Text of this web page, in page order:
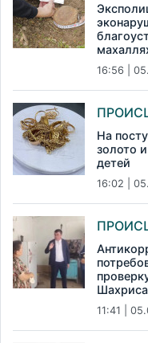
16:56 |
На
золото
детей
16:02 |
11:41 |